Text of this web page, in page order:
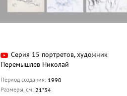
Серия 15 портретов, художник
Перемышлев Николай
Период создания: 1990
Размеры, см: 21*34